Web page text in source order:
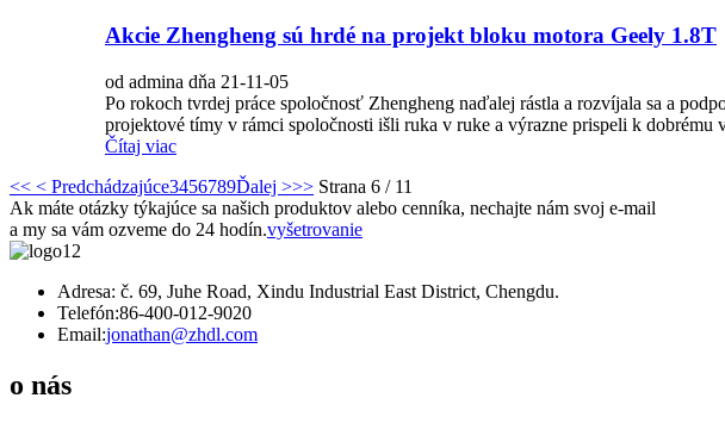
Akcie Zhengheng sú hrdé na projekt bloku motora Geely 1.8T
od admina dňa 21-11-05
Po rokoch tvrdej práce spoločnosť Zhengheng naďalej rástla a rozvíjala sa a
projektové tímy v rámci spoločnosti išli ruka v ruke a výrazne prispeli k dobrému
Čítaj viac
<< < Predchádzajúce3456789Ďalej >>> Strana 6 / 11
Ak máte otázky týkajúce sa našich produktov alebo cenníka, nechajte nám svoj e-mail
a my sa vám ozveme do 24 hodín.vyšetrovanie
Adresa: č. 69, Juhe Road, Xindu Industrial East District, Chengdu.
Telefón:86-400-012-9020
Email:jonathan@zhdl.com
o nás